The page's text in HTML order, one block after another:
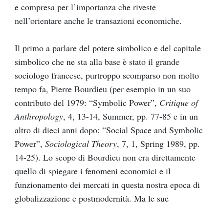
e compresa per l’importanza che riveste
nell’orientare anche le transazioni economiche.
Il primo a parlare del potere simbolico e del capitale
simbolico che ne sta alla base è stato il grande
sociologo francese, purtroppo scomparso non molto
tempo fa, Pierre Bourdieu (per esempio in un suo
contributo del 1979: “Symbolic Power”, Critique of
Anthropology, 4, 13-14, Summer, pp. 77-85 e in un
altro di dieci anni dopo: “Social Space and Symbolic
Power”, Sociological Theory, 7, 1, Spring 1989, pp.
14-25). Lo scopo di Bourdieu non era direttamente
quello di spiegare i fenomeni economici e il
funzionamento dei mercati in questa nostra epoca di
globalizzazione e postmodernità. Ma le sue